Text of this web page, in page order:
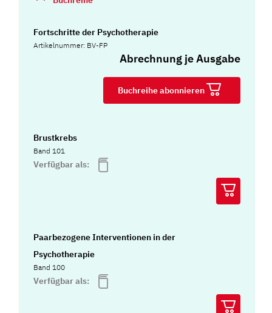
Fortschritte der Psychotherapie
Artikelnummer: BV-FP
Abrechnung je Ausgabe
Buchreihe abonnieren
Brustkrebs
Band 101
Verfügbar als:
Paarbezogene Interventionen in der
Psychotherapie
Band 100
Verfügbar als: